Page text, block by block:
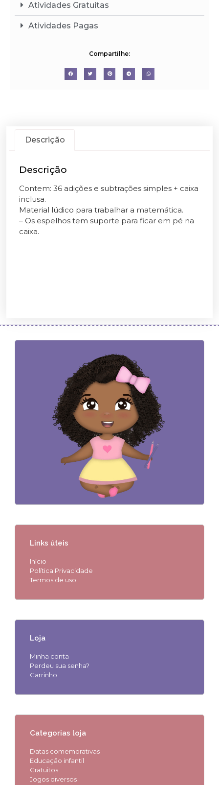
Atividades Gratuitas
Atividades Pagas
Compartilhe:
Descrição
Descrição
Contem: 36 adições e subtrações simples + caixa
inclusa.
Material lúdico para trabalhar a matemática.
– Os espelhos tem suporte para ficar em pé na
caixa.
Links úteis
Início
Política Privacidade
Termos de uso
Loja
Minha conta
Perdeu sua senha?
Carrinho
Categorias loja
Datas comemorativas
Educação infantil
Gratuitos
Jogos diversos